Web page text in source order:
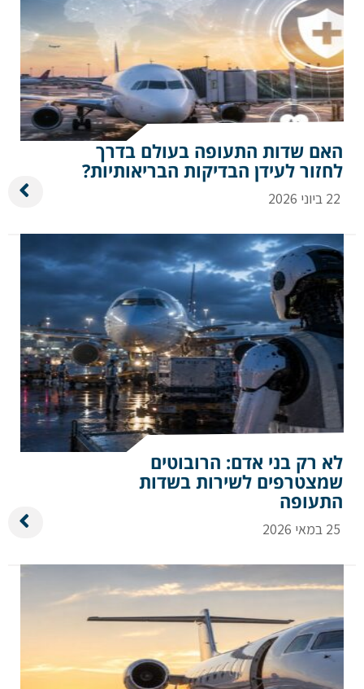
האם שדות התעופה בעולם בדרך
לחזור לעידן הבדיקות הבריאותיות?
22 ביוני 2026
לא רק בני אדם: הרובוטים
שמצטרפים לשירות בשדות
התעופה
25 במאי 2026